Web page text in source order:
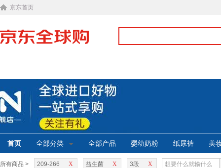
京东首页
首页 全部分类 全部产品 婴幼奶粉 纸尿裤 美
所有商品 > X
209-266 X
益生菌 X
3段